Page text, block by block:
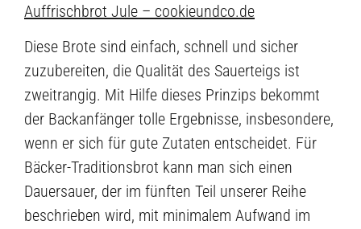
Auffrischbrot Jule – cookieundco.de
Diese Brote sind einfach, schnell und sicher
zuzubereiten, die Qualität des Sauerteigs ist
zweitrangig. Mit Hilfe dieses Prinzips bekommt
der Backanfänger tolle Ergebnisse, insbesondere,
wenn er sich für gute Zutaten entscheidet. Für
Bäcker-Traditionsbrot kann man sich einen
Dauersauer, der im fünften Teil unserer Reihe
beschrieben wird, mit minimalem Aufwand im